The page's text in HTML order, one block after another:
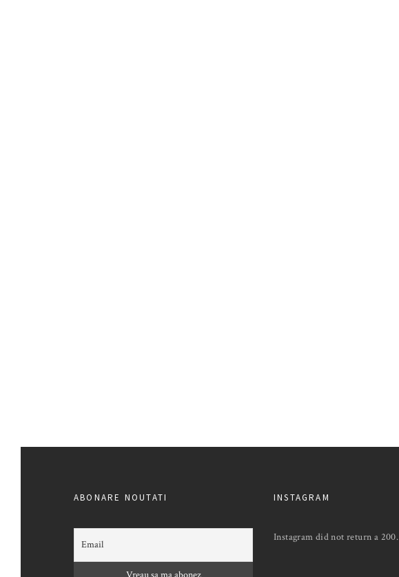
ABONARE NOUTATI INSTAGRAM
Instagram did not return a 200.